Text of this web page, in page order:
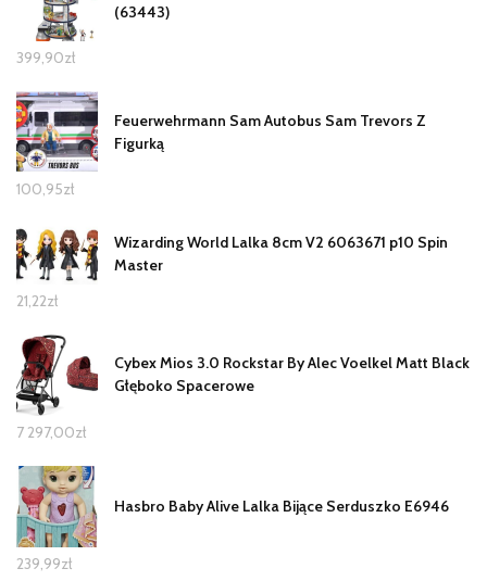
(63443)
399,90zł
Feuerwehrmann Sam Autobus Sam Trevors Z
Figurką
100,95zł
Wizarding World Lalka 8cm V2 6063671 p10 Spin
Master
21,22zł
Cybex Mios 3.0 Rockstar By Alec Voelkel Matt Black
Głęboko Spacerowe
7 297,00zł
Hasbro Baby Alive Lalka Bijące Serduszko E6946
239,99zł